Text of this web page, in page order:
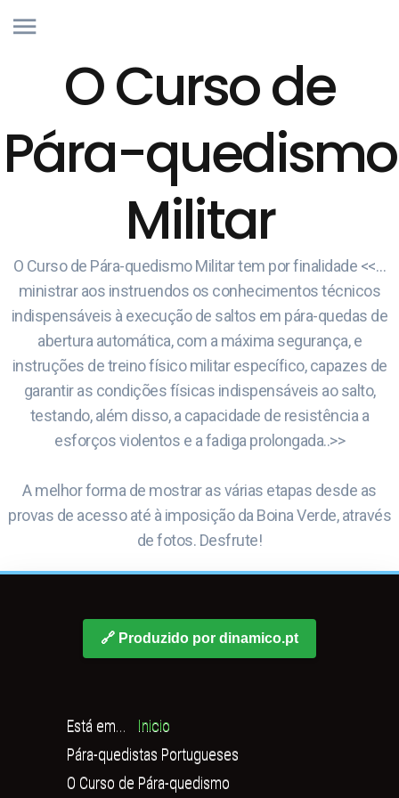
O Curso de
Pára-quedismo
Militar
O Curso de Pára-quedismo Militar tem por finalidade <<…
ministrar aos instruendos os conhecimentos técnicos
indispensáveis à execução de saltos em pára-quedas de
abertura automática, com a máxima segurança, e
instruções de treino físico militar específico, capazes de
garantir as condições físicas indispensáveis ao salto,
testando, além disso, a capacidade de resistência a
esforços violentos e a fadiga prolongada..>>
A melhor forma de mostrar as várias etapas desde as
provas de acesso até à imposição da Boina Verde, através
de fotos. Desfrute!
🔗 Produzido por dinamico.pt
Está em...
Inicio
Pára-quedistas Portugueses
O Curso de Pára-quedismo